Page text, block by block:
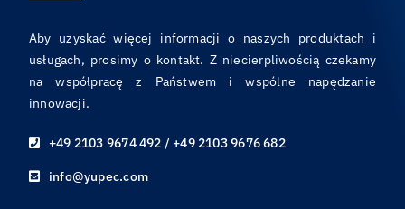
Aby uzyskać więcej informacji o naszych produktach i
usługach, prosimy o kontakt. Z niecierpliwością czekamy
na współpracę z Państwem i wspólne napędzanie
innowacji.
+49 2103 9674 492 / +49 2103 9676 682
info@yupec.com